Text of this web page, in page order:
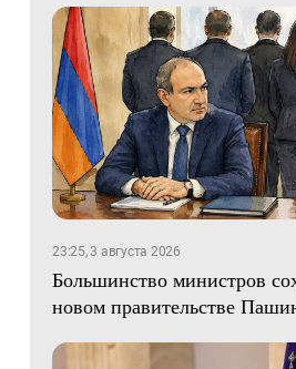
23:25, 3 августа 2026
Большинство министров
новом правительстве